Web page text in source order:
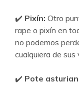
✔️ Pixín: Otro
rape o pixín en
no podemos
cualquiera de sus
✔️ Pote